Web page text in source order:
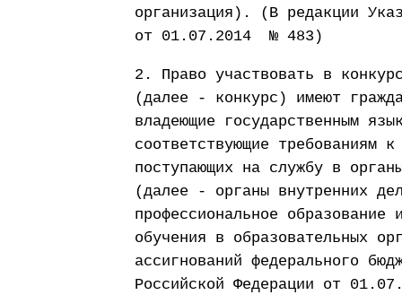
организация). (В редакции
от 01.07.2014 № 483)
2. Право участвовать в
(далее - конкурс) имеют
владеющие государственным
соответствующие требованиям
поступающих на службу в
(далее - органы внутренних
профессиональное
обучения в образовательных
ассигнований федерального
Российской Федерации от